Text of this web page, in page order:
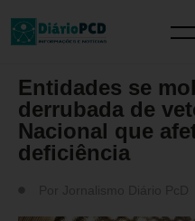
Entidades se
derrubada de
Nacional que
deficiência